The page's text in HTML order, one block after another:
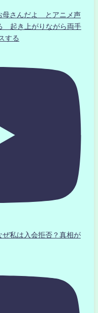
さんだよ とアニメ声
起き上がりながら両手
する
私は入会拒否？真相が